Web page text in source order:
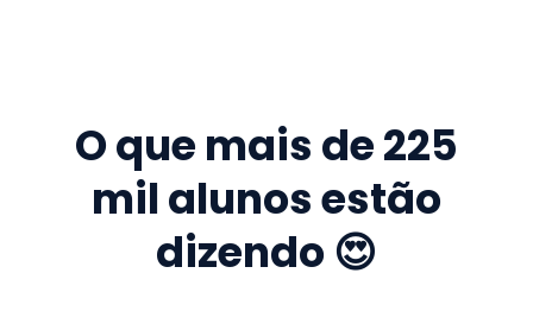
O que mais de225
mil alunos estão
dizendo 😍